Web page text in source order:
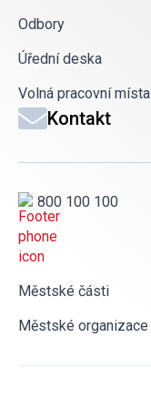
Odbory
Úřední deska
Volná pracovní místa
Kontakt
800 100 100
Městské části
Městské organizace